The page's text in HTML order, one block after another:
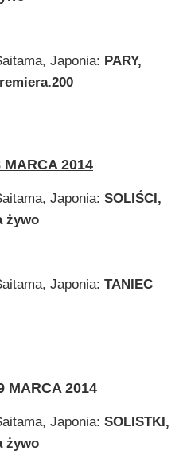
Japonia: PARY,
MARCA 2014
Japonia: SOLIŚCI,
Japonia: TANIEC
MARCA 2014
Japonia: SOLISTKI,